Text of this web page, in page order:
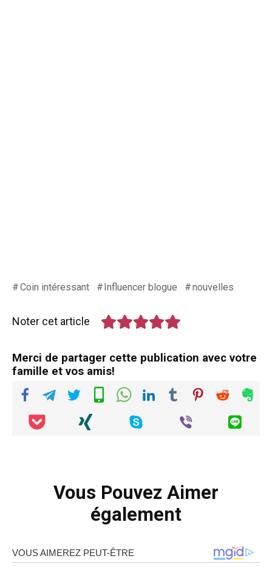
Coin intéressant Influencer blogue nouvelles
Noter cet article
Merci de partager cette publication avec votre
famille et vos amis!
Vous Pouvez Aimer
également